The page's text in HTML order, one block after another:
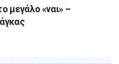
μεγάλο «ναι» –